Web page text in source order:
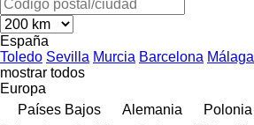
España
Toledo Sevilla Murcia Barcelona Málaga
mostrar todos
Europa
Países Bajos
Alemania Polonia